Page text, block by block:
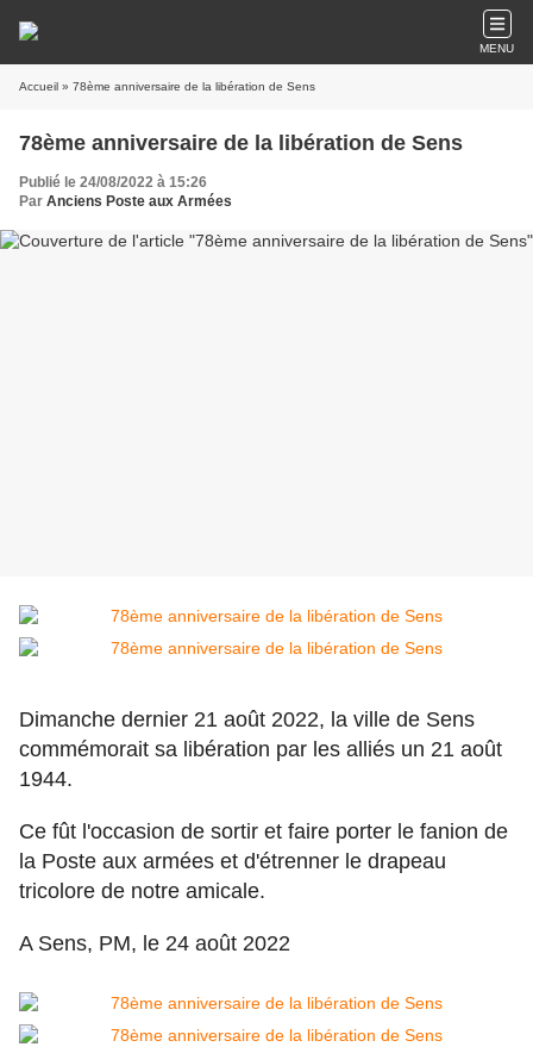
MENU
Accueil » 78ème anniversaire de la libération de Sens
78ème anniversaire de la libération de Sens
Publié le 24/08/2022 à 15:26
Par Anciens Poste aux Armées
Dimanche dernier 21 août 2022, la ville de Sens
commémorait sa libération par les alliés un 21 août
1944.
Ce fût l'occasion de sortir et faire porter le fanion de
la Poste aux armées et d'étrenner le drapeau
tricolore de notre amicale.
A Sens, PM, le 24 août 2022